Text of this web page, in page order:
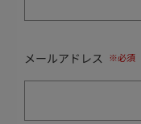
メールアドレス